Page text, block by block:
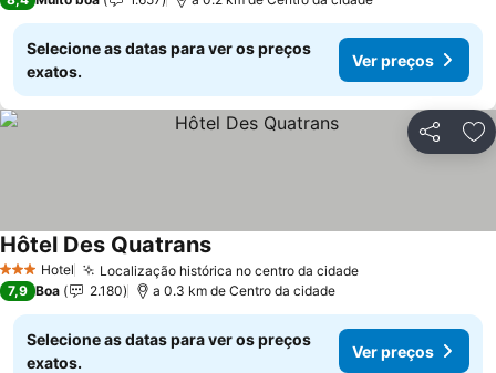
Selecione as datas para ver os preços
exatos.
Ver preços
Partilhar
3 EstrelasHotel Localização histórica no centro da cidadeVer preços
Hôtel Des QuatransVer preços
7,9 Boa 2.180 a 0.3 km de Centro da cidade
Selecione as datas para ver os preços
exatos.
Ver preços